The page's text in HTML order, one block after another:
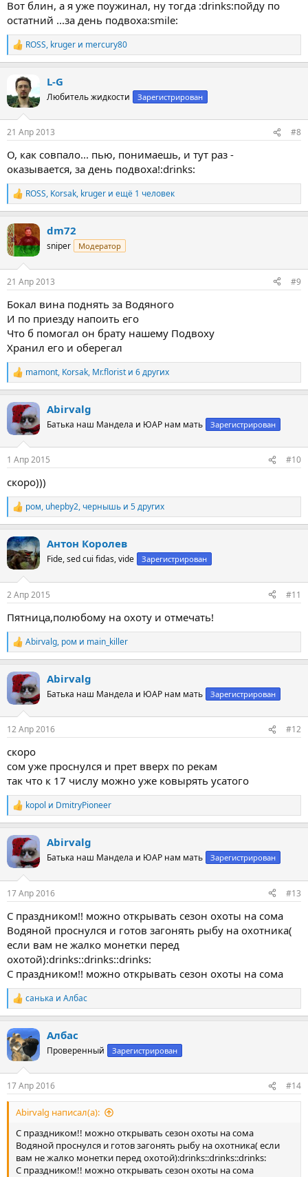
Вот блин, а я уже поужинал, ну тогда :drinks:пойду по
остатний ...за день подвоха:smile:
Р
е
к
ц
и
ROSS, kruger и mercury80
L-G
Любитель жидкости Зарегистрирован
21 Апр 2013 #8
О, как совпало... пью, понимаешь, и тут раз -
оказывается, за день подвоха!:drinks:
Р
е
к
ц
и
ROSS, Korsak, kruger и ещё 1 человек
dm72
sniper Модератор
21 Апр 2013 #9
Бокал вина поднять за Водяного
И по приезду напоить его
Что б помогал он брату нашему Подвоху
Хранил его и оберегал
Р
е
к
ц
и
mamont, Korsak, Mr.florist и 6 других
Abirvalg
Батька наш Мандела и ЮАР нам мать Зарегистрирован
1 Апр 2015 #10
скоро)))
Р
е
к
ц
и
ром, uhepby2,чернышь и 5 других
Антон Королев
Fide, sed cui fidas, vide Зарегистрирован
2 Апр 2015 #11
Пятница,полюбому на охоту и отмечать!
Р
е
к
ц
и
Abirvalg, ром и main_killer
Abirvalg
Батька наш Мандела и ЮАР нам мать Зарегистрирован
12 Апр 2016 #12
скоро
сом уже проснулся и прет вверх по рекам
так что к 17 числу можно уже ковырять усатого
Р
е
к
ц
и
kopol и DmitryPioneer
Abirvalg
Батька наш Мандела и ЮАР нам мать Зарегистрирован
17 Апр 2016 #13
С праздником!! можно открывать сезон охоты на сома
Водяной проснулся и готов загонять рыбу на охотника(
если вам не жалко монетки перед
охотой):drinks::drinks::drinks:
С праздником!! можно открывать сезон охоты на сома
Р
е
к
ц
и
санька и Албас
Албас
Проверенный Зарегистрирован
17 Апр 2016 #14
Abirvalg написал(а):
С праздником!! можно открывать сезон охоты на сома
Водяной проснулся и готов загонять рыбу на охотника( если
вам не жалко монетки перед охотой):drinks::drinks::drinks:
С праздником!! можно открывать сезон охоты на сома